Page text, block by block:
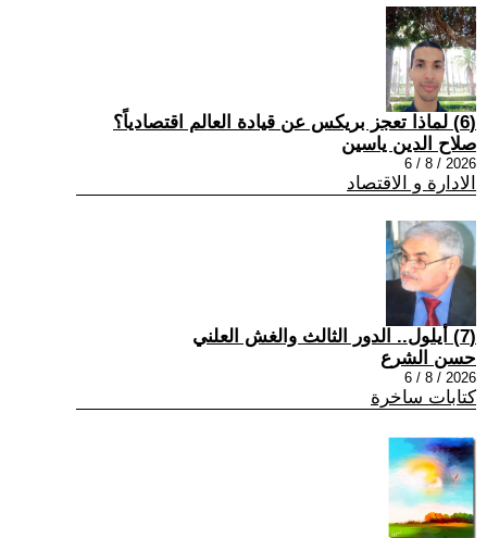
(6) لماذا تعجز بريكس عن قيادة العالم اقتصادياً؟
صلاح الدين ياسين
2026 / 8 / 6
الادارة و الاقتصاد
(7) أيلول.. الدور الثالث والغش العلني
حسن الشرع
2026 / 8 / 6
كتابات ساخرة